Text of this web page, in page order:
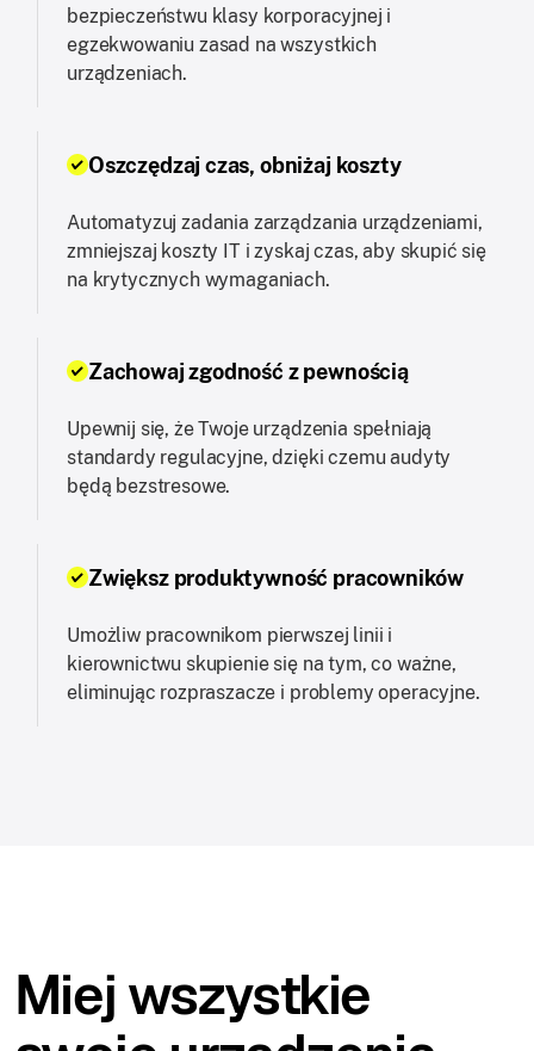
bezpieczeństwu klasy korporacyjnej i
egzekwowaniu zasad na wszystkich
urządzeniach.
Oszczędzaj czas, obniżaj koszty
Automatyzuj zadania zarządzania urządzeniami,
zmniejszaj koszty IT i zyskaj czas, aby skupić się
na krytycznych wymaganiach.
Zachowaj zgodność z pewnością
Upewnij się, że Twoje urządzenia spełniają
standardy regulacyjne, dzięki czemu audyty
będą bezstresowe.
Zwiększ produktywność pracowników
Umożliw pracownikom pierwszej linii i
kierownictwu skupienie się na tym, co ważne,
eliminując rozpraszacze i problemy operacyjne.
Miej wszystkie